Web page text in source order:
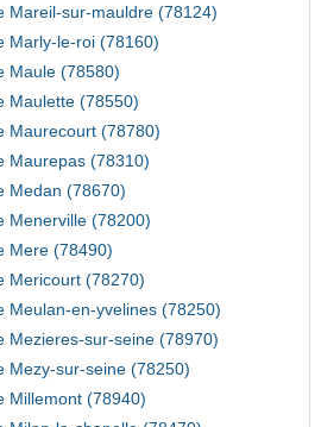
Mareil-sur-mauldre (78124)
Marly-le-roi (78160)
Maule (78580)
Maulette (78550)
Maurecourt (78780)
Maurepas (78310)
Medan (78670)
Menerville (78200)
Mere (78490)
Mericourt (78270)
Meulan-en-yvelines (78250)
Mezieres-sur-seine (78970)
Mezy-sur-seine (78250)
Millemont (78940)